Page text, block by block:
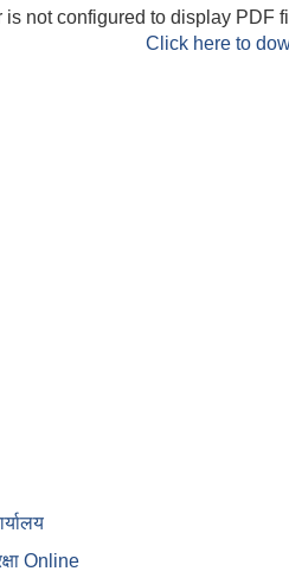
is not configured to display PDF
Click here to
Online